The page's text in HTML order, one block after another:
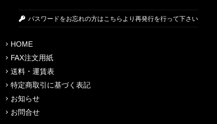
パスワードをお忘れの方はこちらより再発行を行って下さい
HOME
FAX注文用紙
送料・運賃表
特定商取引に基づく表記
お知らせ
お問合せ